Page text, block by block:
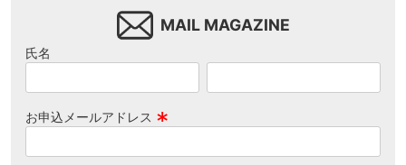
MAIL MAGAZINE
氏名
お申込メールアドレス